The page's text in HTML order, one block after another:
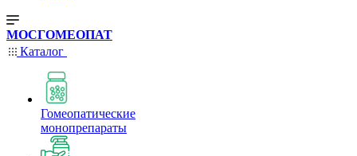
МОСГОМЕОПАТ
Каталог
Гомеопатические
монопрепараты